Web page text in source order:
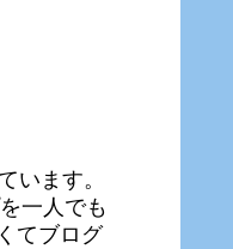
います。
一人でも
てブログ